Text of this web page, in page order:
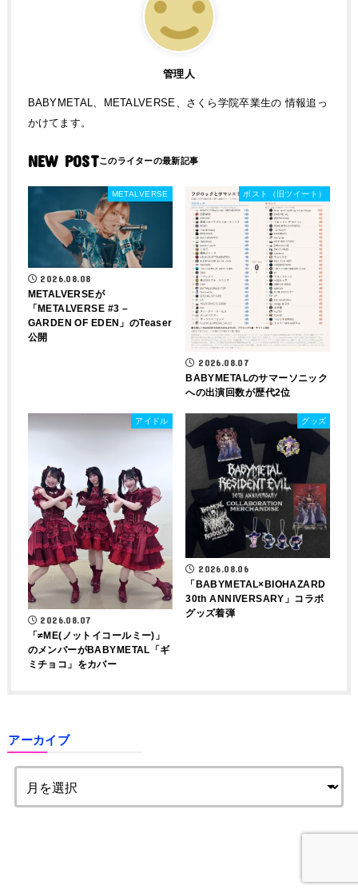
管理人
BABYMETAL、METALVERSE、さくら学院卒業生の 情報追っ
かけてます。
NEW POST
METALVERSE
2026.08.08
METALVERSEが
「METALVERSE #3 –
GARDEN OF EDEN」のTeaser
公開
ポスト（旧ツイート）
2026.08.07
BABYMETALのサマーソニック
への出演回数が歴代2位
アイドル
2026.08.07
「≠ME(ノットイコールミー)」
のメンバーがBABYMETAL「ギ
ミチョコ」をカバー
グッズ
2026.08.06
「BABYMETAL×BIOHAZARD
30th ANNIVERSARY」コラボ
グッズ着弾
アーカイブ